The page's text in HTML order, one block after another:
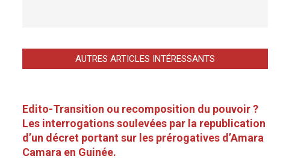
AUTRES ARTICLES INTÉRESSANTS
Edito-Transition ou recomposition du pouvoir ?
Les interrogations soulevées par la republication
d’un décret portant sur les prérogatives d’Amara
Camara en Guinée.